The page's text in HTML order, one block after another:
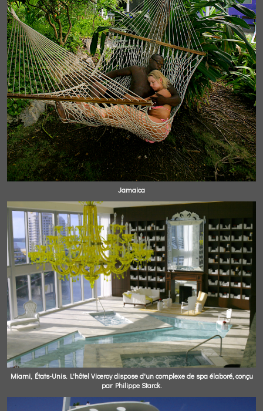
Jamaica
Miami, États-Unis. L'hôtel Viceroy dispose d'un complexe de spa élaboré, conçu
par Philippe Starck.